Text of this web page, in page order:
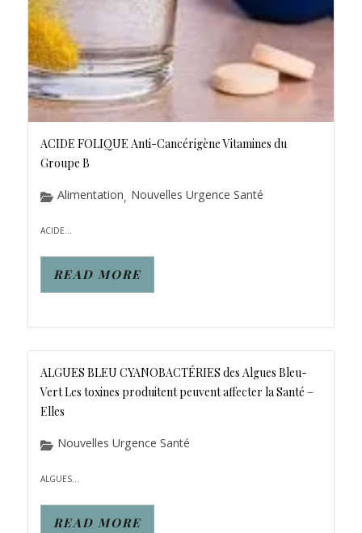
ACIDE FOLIQUE Anti-Cancérigène Vitamines du
Groupe B
Alimentation, Nouvelles Urgence Santé
ACIDE...
READ MORE
ALGUES BLEU CYANOBACTÉRIES des Algues Bleu-
Vert Les toxines produitent peuvent affecter la Santé –
Elles
Nouvelles Urgence Santé
ALGUES...
READ MORE